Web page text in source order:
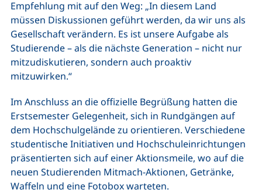
Empfehlung mit auf den Weg: „In diesem Land
müssen Diskussionen geführt werden, da wir uns als
Gesellschaft verändern. Es ist unsere Aufgabe als
Studierende – als die nächste Generation – nicht nur
mitzudiskutieren, sondern auch proaktiv
mitzuwirken.“
Im Anschluss an die offizielle Begrüßung hatten die
Erstsemester Gelegenheit, sich in Rundgängen auf
dem Hochschulgelände zu orientieren. Verschiedene
studentische Initiativen und Hochschuleinrichtungen
präsentierten sich auf einer Aktionsmeile, wo auf die
neuen Studierenden Mitmach-Aktionen, Getränke,
Waffeln und eine Fotobox warteten.